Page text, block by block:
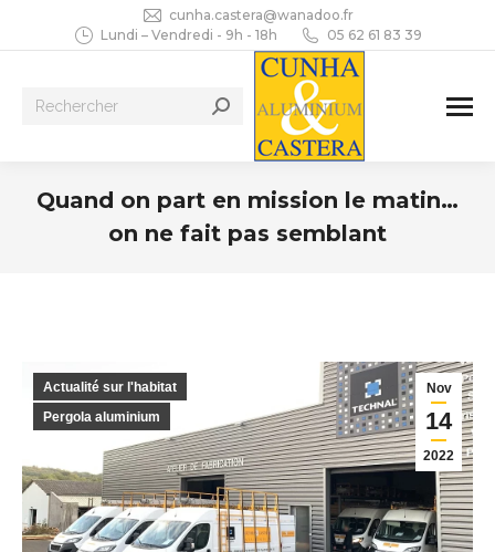
cunha.castera@wanadoo.fr
Lundi – Vendredi - 9h - 18h
05 62 61 83 39
Recherche
Quand on part en mission le matin…
on ne fait pas semblant
Nov
14
2022
Actualité sur l'habitat
Pergola aluminium